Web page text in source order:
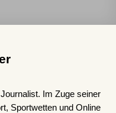
Im Zuge seiner
Sportwetten und Online